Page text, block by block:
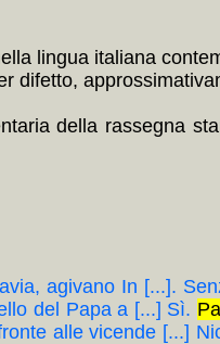
lingua italiana
difetto,
della rassegna
agivano In [...].
del Papa a [...] Sì.
alle vicende [...]